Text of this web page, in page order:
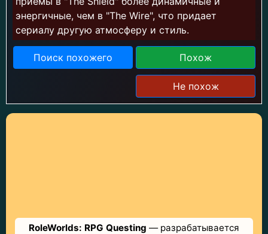
энергичные, чем в "The Wire", что придает
сериалу другую атмосферу и стиль.
Поиск похожего Похож
Не похож
RoleWorlds: RPG Questing — разрабатывается